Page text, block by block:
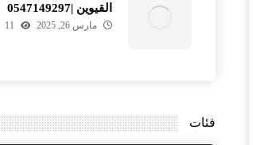
القيوين |0547149297
مارس 26, 2025 11
فئات